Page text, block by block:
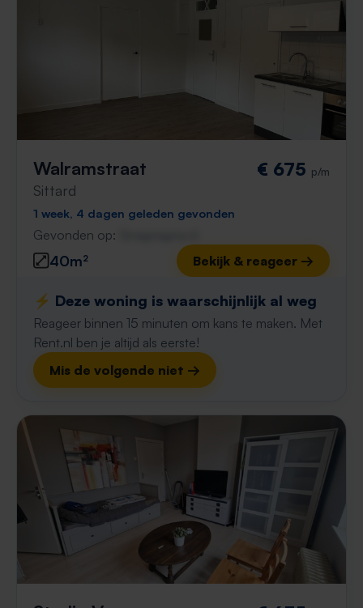
Walramstraat
Sittard
€ 675 p/m
1 week, 4 dagen geleden gevonden
Gevonden op:
40m² Bekijk & reageer →
⚡️ Deze woning is waarschijnlijk al weg
Reageer binnen 15 minuten om kans te maken. Met
Rent.nl ben je altijd als eerste!
Mis de volgende niet →